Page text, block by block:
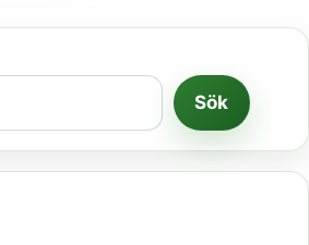
Sök